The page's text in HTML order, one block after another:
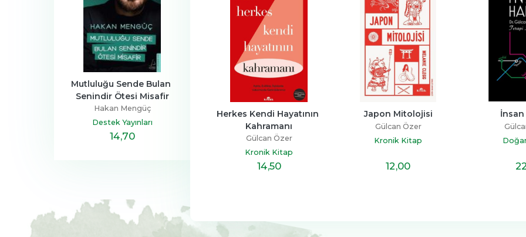
Mutluluğu Sende Bulan
Senindir Ötesi Misafir
Hakan Mengüç
Destek Yayınları
14,70
Henüz Her Şey Bitmedi
Zeus Kabadayı
Hayykitap
20,10
Beni Neden Sevmedin
Anne
Destek Yayınları
,60
Senden Bir Tane
Miraç Çağrı Aktaş
İndigo Kitap
,10
Herkes Kendi Hayatının
Kahramanı
Gülcan Özer
Kronik Kitap
14,50
Japon Mitolojisi
Gülcan Özer
Kronik Kitap
12,00 22